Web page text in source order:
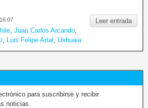
Leer entrada
Juan Carlos Arcando
Luis Felipe Artal Ushuaia
para suscribirse y recibir
noticias.